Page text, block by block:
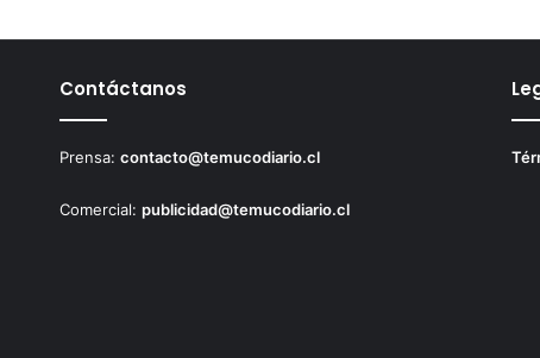
Contáctanos
Prensa:contacto@temucodiario.cl
Comercial:publicidad@temucodiario.cl